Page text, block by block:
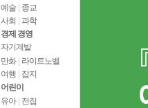
예술 | 종교
사회 | 과학
경제 경영
자기계발
만화 | 라이트노벨
여행
잡지
어린이
유아 | 전집